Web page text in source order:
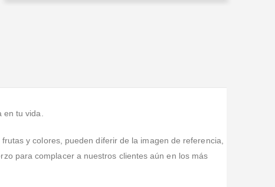
tu vida.
y colores, pueden diferir de la imagen de referencia,
para complacer a nuestros clientes aún en los más